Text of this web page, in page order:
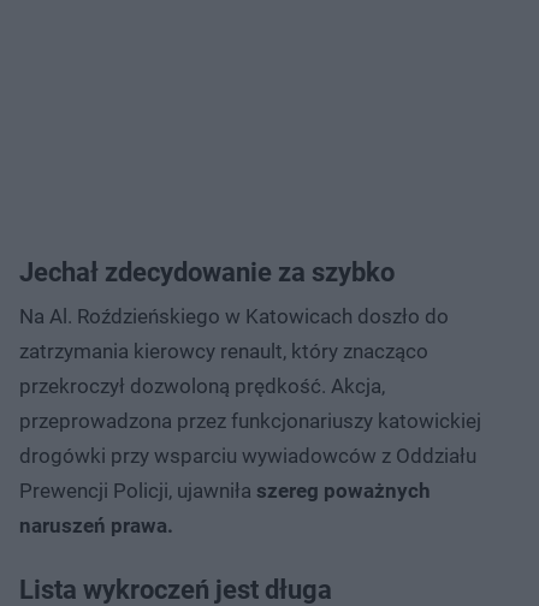
Jechał zdecydowanie za szybko
Na Al. Roździeńskiego w Katowicach doszło do
zatrzymania kierowcy renault, który znacząco
przekroczył dozwoloną prędkość. Akcja,
przeprowadzona przez funkcjonariuszy katowickiej
drogówki przy wsparciu wywiadowców z Oddziału
Prewencji Policji, ujawniła szereg poważnych
naruszeń prawa.
Lista wykroczeń jest długa